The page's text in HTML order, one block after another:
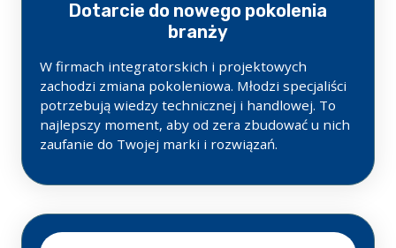
Dotarcie do nowego pokolenia
branży
W firmach integratorskich i projektowych
zachodzi zmiana pokoleniowa. Młodzi specjaliści
potrzebują wiedzy technicznej i handlowej. To
najlepszy moment, aby od zera zbudować u nich
zaufanie do Twojej marki i rozwiązań.